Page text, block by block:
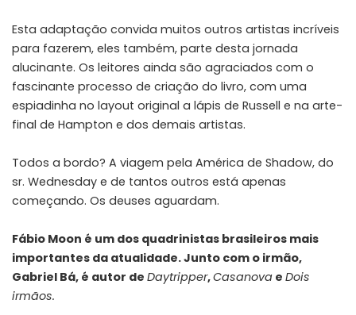
Esta adaptação convida muitos outros artistas incríveis
para fazerem, eles também, parte desta jornada
alucinante. Os leitores ainda são agraciados com o
fascinante processo de criação do livro, com uma
espiadinha no layout original a lápis de Russell e na arte-
final de Hampton e dos demais artistas.
Todos a bordo? A viagem pela América de Shadow, do
sr. Wednesday e de tantos outros está apenas
começando. Os deuses aguardam.
Fábio Moon é um dos quadrinistas brasileiros mais
importantes da atualidade. Junto com o irmão,
Gabriel Bá, é autor de Daytripper,Casanova e Dois
irmãos.